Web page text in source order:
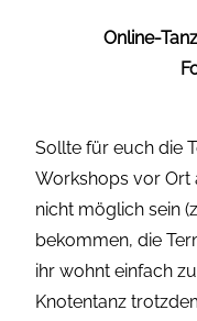
Online-
Sollte für euch die
Workshops vor Ort
nicht möglich sein
bekommen, die
ihr wohnt einfach
Knotentanz